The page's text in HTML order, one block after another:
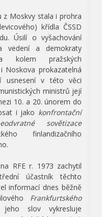
z Moskvy stala i prohra
křídla ČSSD
Úsilí o vyšachování
vedení a demokraty
kolem pražských
Noskova prokazatelná
usnesení v této věci
ministrů její
10. a 20. únorem do
i jako konfrontační
sovětizace
finlandizačního
RFE r. 1973 zachytil
účastník těchto
informací dnes běžně
Frankfurtského
slov vykresluje